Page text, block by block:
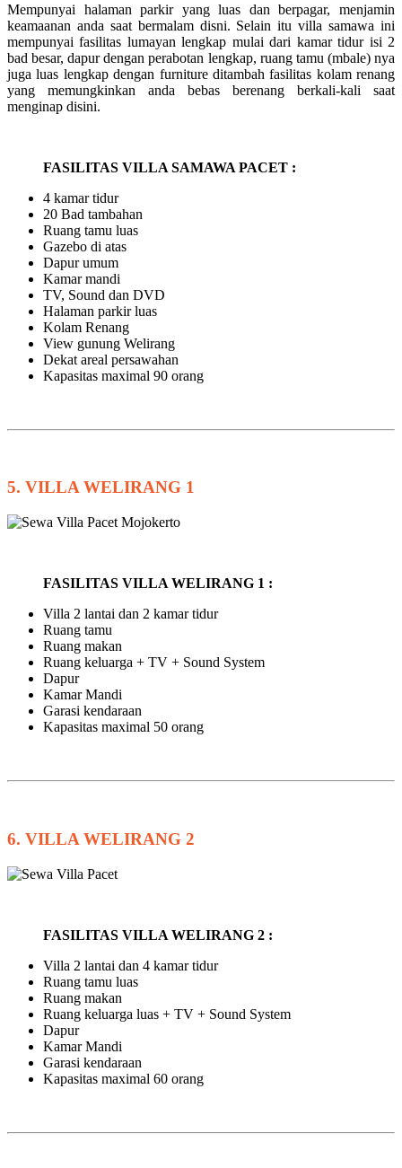
Mempunyai halaman parkir yang luas dan berpagar, menjamin
keamaanan anda saat bermalam disni. Selain itu villa samawa ini
mempunyai fasilitas lumayan lengkap mulai dari kamar tidur isi 2
bad besar, dapur dengan perabotan lengkap, ruang tamu (mbale) nya
juga luas lengkap dengan furniture ditambah fasilitas kolam renang
yang memungkinkan anda bebas berenang berkali-kali saat
menginap disini.
FASILITAS VILLA SAMAWA PACET :
4 kamar tidur
20 Bad tambahan
Ruang tamu luas
Gazebo di atas
Dapur umum
Kamar mandi
TV, Sound dan DVD
Halaman parkir luas
Kolam Renang
View gunung Welirang
Dekat areal persawahan
Kapasitas maximal 90 orang
5. VILLA WELIRANG 1
FASILITAS VILLA WELIRANG 1 :
Villa 2 lantai dan 2 kamar tidur
Ruang tamu
Ruang makan
Ruang keluarga + TV + Sound System
Dapur
Kamar Mandi
Garasi kendaraan
Kapasitas maximal 50 orang
6. VILLA WELIRANG 2
FASILITAS VILLA WELIRANG 2 :
Villa 2 lantai dan 4 kamar tidur
Ruang tamu luas
Ruang makan
Ruang keluarga luas + TV + Sound System
Dapur
Kamar Mandi
Garasi kendaraan
Kapasitas maximal 60 orang